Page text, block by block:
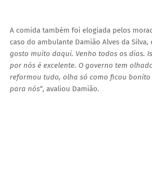
A comida também foi elogiada pelos
caso do ambulante Damião Alves da Silva,
gosto muito daqui. Venho todos os dias.
por nós é excelente. O governo tem
reformou tudo, olha só como ficou
para nós“, avaliou Damião.